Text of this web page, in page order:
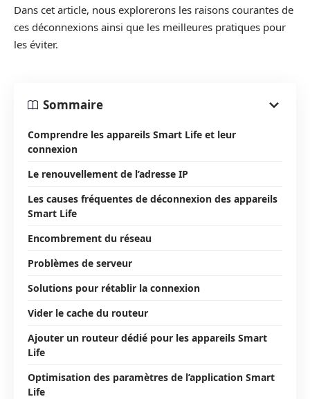
Dans cet article, nous explorerons les raisons courantes de
ces déconnexions ainsi que les meilleures pratiques pour
les éviter.
Sommaire
Comprendre les appareils Smart Life et leur
connexion
Le renouvellement de l’adresse IP
Les causes fréquentes de déconnexion des appareils
Smart Life
Encombrement du réseau
Problèmes de serveur
Solutions pour rétablir la connexion
Vider le cache du routeur
Ajouter un routeur dédié pour les appareils Smart
Life
Optimisation des paramètres de l’application Smart
Life